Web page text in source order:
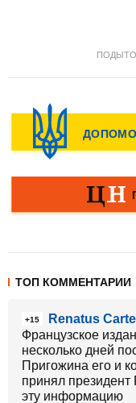
ТОП КОММЕНТАРИИ
+15
Renatus
Французское
несколько дней
Пригожина его и
принял
эту информацию